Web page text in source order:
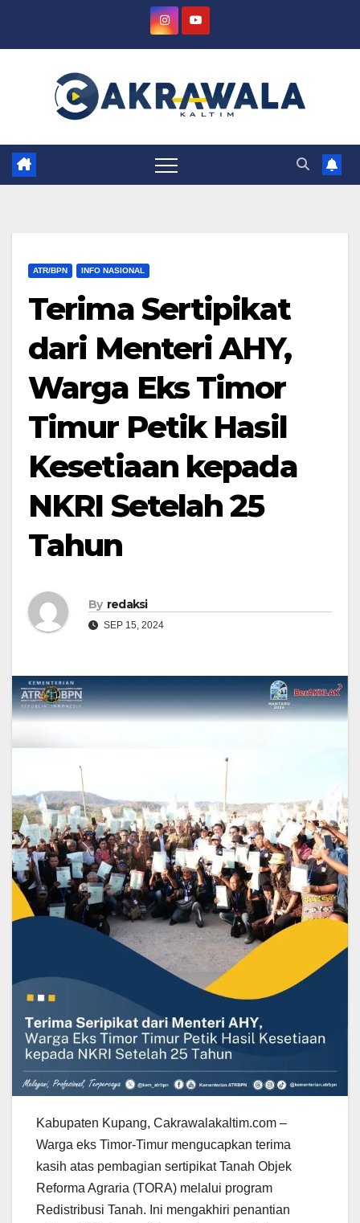
ATR/BPN INFO NASIONAL
Terima Sertipikat
dari Menteri AHY,
Warga Eks Timor
Timur Petik Hasil
Kesetiaan kepada
NKRI Setelah 25
Tahun
By redaksi
SEP 15, 2024
Kabupaten Kupang, Cakrawalakaltim.com –
Warga eks Timor-Timur mengucapkan terima
kasih atas pembagian sertipikat Tanah Objek
Reforma Agraria (TORA) melalui program
Redistribusi Tanah. Ini mengakhiri penantian